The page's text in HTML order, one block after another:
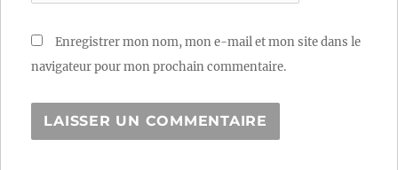
Enregistrer mon nom, mon e-mail et mon site dans le
navigateur pour mon prochain commentaire.